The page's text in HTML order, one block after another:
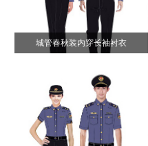
城管春秋装内穿长袖衬衣